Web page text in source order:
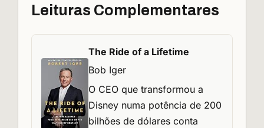
Leituras Complementares
The Ride of a Lifetime
Bob Iger
O CEO que transformou a
Disney numa potência de 200
bilhões de dólares conta